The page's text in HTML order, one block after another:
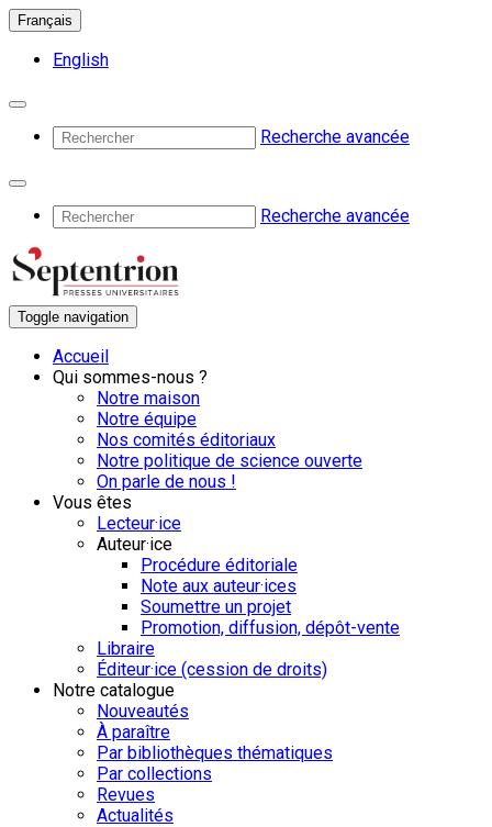
Français
English
Recherche avancée
Recherche avancée
Toggle navigation
Accueil
Qui sommes-nous ?
Notre maison
Notre équipe
Nos comités éditoriaux
Notre politique de science ouverte
On parle de nous !
Vous êtes
Lecteur·ice
Auteur·ice
Procédure éditoriale
Note aux auteur·ices
Soumettre un projet
Promotion, diffusion, dépôt-vente
Libraire
Éditeur·ice (cession de droits)
Notre catalogue
Nouveautés
À paraître
Par bibliothèques thématiques
Par collections
Revues
Actualités